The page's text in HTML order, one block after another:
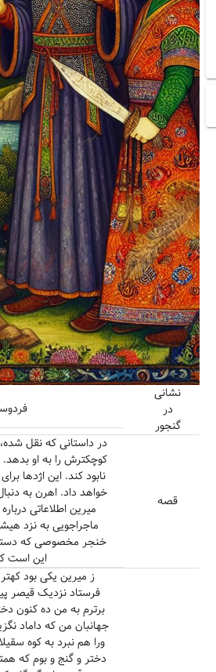
نشانی
در
گنجور
قصه
در داستانی که نقل
کوچکترش را به او
نابود کند. این اژدها
خواهد داد. اهرن به
میرین اطلاعاتی
ماجراجویی به نزد
خنجر مخصوصی که
این است
ز میرین یکی بود
فرستاد نزدیک قیصر
برترم به من ده کنون
جهانبان من که داماد
ورا هم نبرد به کوه
دختر و گنج و بوم که